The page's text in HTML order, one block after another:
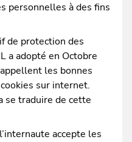
personnelles à des fins
de protection des
a adopté en Octobre
les bonnes
sur internet.
se traduire de cette
accepte les